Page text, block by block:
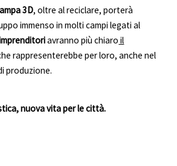
3D, oltre al reciclare, porterà
immenso in molti campi legati al
avranno più chiaro il
rappresenterebbe per loro, anche nel
produzione.
nuova vita per le città.